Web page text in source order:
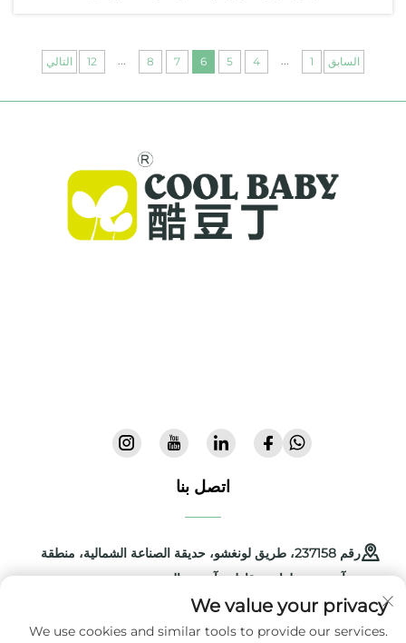
السابق 1
...
4
5
6
7
8
...
12 التالي
اتصل بنا
رقم 237158، طريق لونغشو، حديقة الصناعة الشمالية، منطقة
جينآن، مدينة لوان، مقاطعة آنهوي، الصين
+86-13516489604
We value your privacy
We use cookies and similar tools to provide our services.